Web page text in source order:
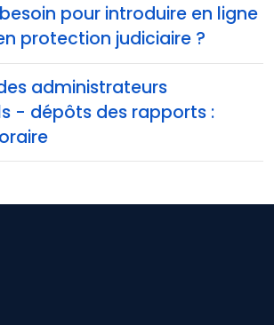
pour introduire en ligne
protection judiciaire ?
administrateurs
- dépôts des rapports :